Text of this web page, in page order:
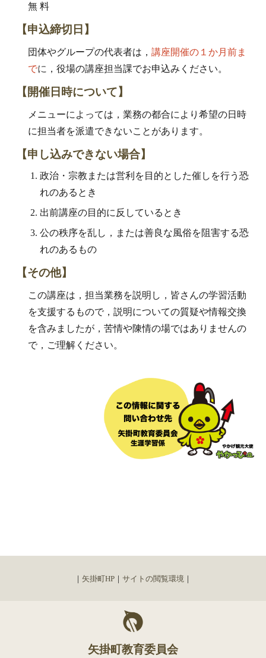
無 料
【申込締切日 】
団体やグループの代表者は ，講座開催の１か月前ま
でに ，役場の講座担当課でお申込みください。
【開催日時について】
メニューによっては ，業務の都合により希望の日時
に担当者を派遣できないことがあります。
【申し込みできない場合】
政治・宗教または営利を目的とした催しを行う恐
れのあるとき
出前講座の目的に反しているとき
公の秩序を乱し ， または善良な風俗を阻害する恐
れのあるもの
【その他】
この講座は ，担当業務を説明し ， 皆さんの学習活動
を支援するもので，説明についての質疑や情報交換
を含みましたが ，苦情や陳情の場ではありませんの
で， ご理解ください。
｜ 矢掛町HP ｜ サイトの閲覧環境 ｜
矢掛町教育委員会